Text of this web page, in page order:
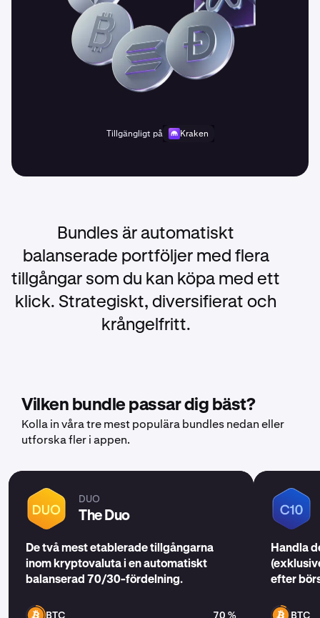
Tillgängligt på Kraken
Bundles är automatiskt
balanserade portföljer med flera
tillgångar som du kan köpa med ett
klick. Strategiskt, diversifierat och
krångelfritt.
Vilken bundle passar dig bäst?
Kolla in våra tre mest populära bundles nedan eller
utforska fler i appen.
DUO
The Duo
De två mest etablerade tillgångarna
inom kryptovaluta i en automatiskt
balanserad 70/30-fördelning.
Handla
efter